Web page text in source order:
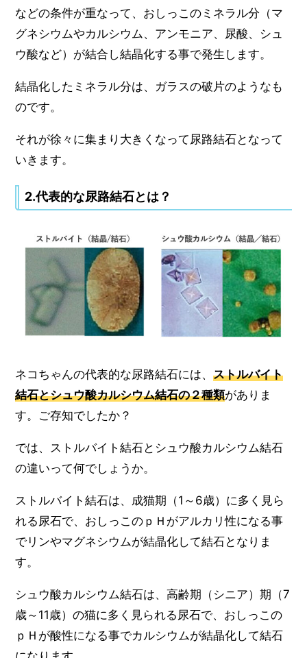
などの条件が重なって、おしっこのミネラル分（マ
グネシウムやカルシウム、アンモニア、尿酸、シュ
ウ酸など）が結合し結晶化する事で発生します。
結晶化したミネラル分は、ガラスの破片のようなも
のです。
それが徐々に集まり大きくなって尿路結石となって
いきます。
2.代表的な尿路結石とは？
ネコちゃんの代表的な尿路結石には、ストルバイト
結石とシュウ酸カルシウム結石の２種類がありま
す。ご存知でしたか？
では、ストルバイト結石とシュウ酸カルシウム結石
の違いって何でしょうか。
ストルバイト結石は、成猫期（1～6歳）に多く見ら
れる尿石で、おしっこのｐＨがアルカリ性になる事
でリンやマグネシウムが結晶化して結石となりま
す。
シュウ酸カルシウム結石は、高齢期（シニア）期（7
歳～11歳）の猫に多く見られる尿石で、おしっこの
ｐＨが酸性になる事でカルシウムが結晶化して結石